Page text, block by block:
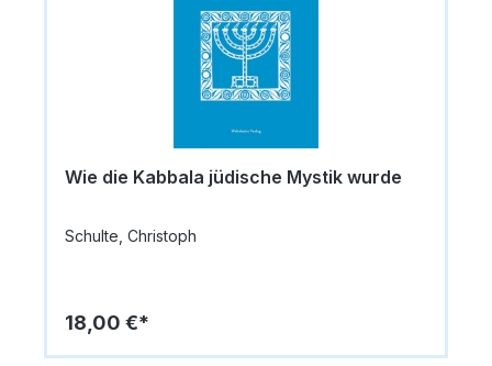
Wie die Kabbala jüdische Mystik wurde
Schulte, Christoph
18,00 €*